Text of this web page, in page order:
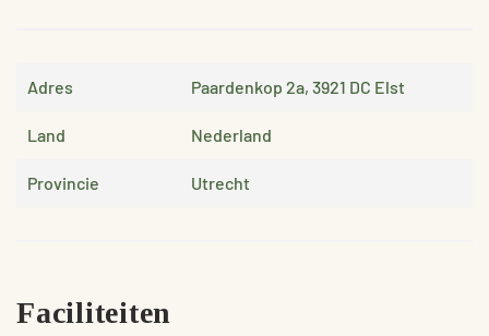
Adres Paardenkop 2a, 3921 DC Elst
Land Nederland
Provincie Utrecht
Faciliteiten